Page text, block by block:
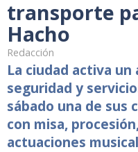
transporte
Hacho
Redacción
La ciudad activa
seguridad y
sábado una de sus
con misa,
actuaciones